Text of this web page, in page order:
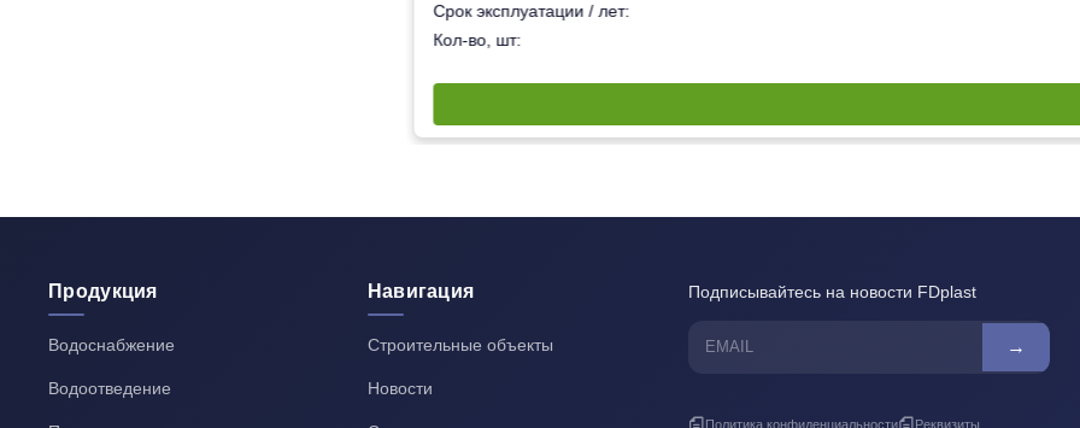
Срок эксплуатации / лет:
Кол-во, шт:
Продукция
Водоснабжение
Водоотведение
Навигация
Строительные объекты
Новости
Подписывайтесь на новости FDplast
→
Политика конфиденциальности Реквизиты